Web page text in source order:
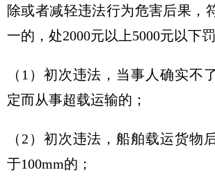
除或者减轻违法行为危害后果，
一的，处2000元以上5000元以下罚
（1）初次违法，当事人确实不
定而从事超载运输的；
（2）初次违法，船舶载运货物
于100mm的；